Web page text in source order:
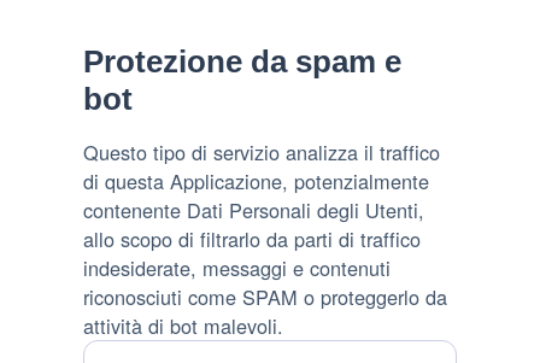
Protezione da spam e
bot
Questo tipo di servizio analizza il traffico
di questa Applicazione, potenzialmente
contenente Dati Personali degli Utenti,
allo scopo di filtrarlo da parti di traffico
indesiderate, messaggi e contenuti
riconosciuti come SPAM o proteggerlo da
attività di bot malevoli.